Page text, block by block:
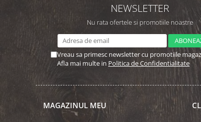
NEWSLETTER
Nu rata ofertele si promotiile noastre
Vreau sa primesc newsletter cu promotiile
Afla mai multe in Politica de Confidentialitate
MAGAZINUL MEU